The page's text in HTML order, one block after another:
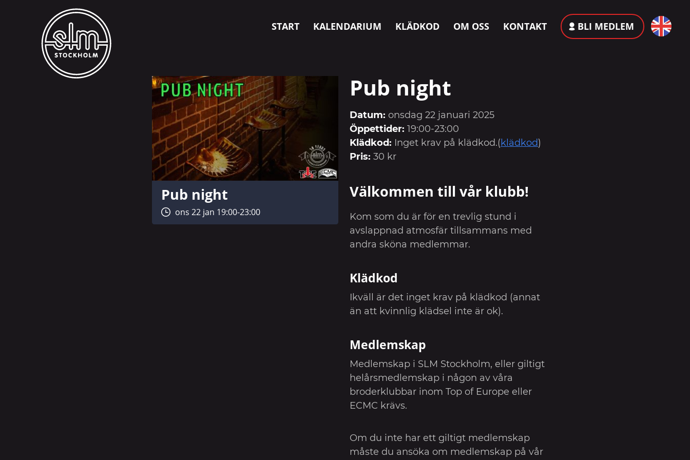
START KALENDARIUM KLÄDKOD OM OSS KONTAKT BLI MEDLEM
Pub night
ons 22 jan 19:00-23:00
Pub night
Datum: onsdag 22 januari 2025
Öppettider: 19:00-23:00
Klädkod: Inget krav på klädkod.(klädkod)
Pris: 30 kr
Välkommen till vår klubb!
Kom som du är för en trevlig stund i
avslappnad atmosfär tillsammans med
andra sköna medlemmar.
Klädkod
Ikväll är det inget krav på klädkod (annat
än att kvinnlig klädsel inte är ok).
Medlemskap
Medlemskap i SLM Stockholm, eller giltigt
helårsmedlemskap i någon av våra
broderklubbar inom Top of Europe eller
ECMC krävs.
Om du inte har ett giltigt medlemskap
måste du ansöka om medlemskap på vår